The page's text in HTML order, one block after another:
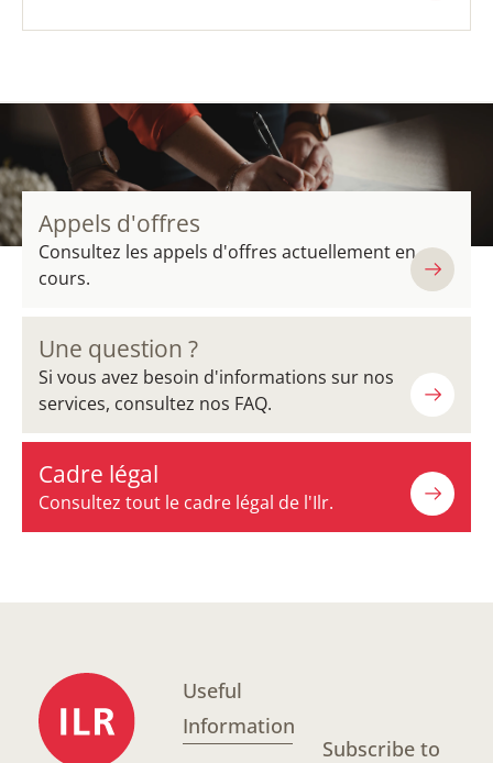
Appels d'offres
Consultez les appels d'offres actuellement en
cours.
Une question ?
Si vous avez besoin d'informations sur nos
services, consultez nos FAQ.
Cadre légal
Consultez tout le cadre légal de l'Ilr.
Useful
Information
Subscribe to